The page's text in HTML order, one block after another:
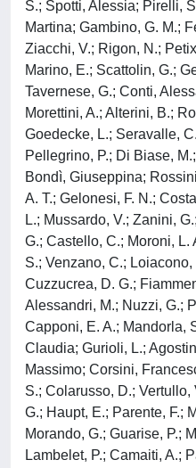
S.; Spotti, Alessia; Pirelli,
Martina; Gambino, G. M.;
Ziacchi, V.; Rigon, N.;
Marino, E.; Scattolin, G.;
Tavernese, G.; Conti,
Morettini, A.; Alterini, B.;
Goedecke, L.; Seravalle,
Pellegrino, P.; Di Biase,
Bondì, Giuseppina;
A. T.; Gelonesi, F. N.;
L.; Mussardo, V.; Zanini,
G.; Castello, C.; Moroni, L.
S.; Venzano, C.;
Cuzzucrea, D. G.;
Alessandri, M.; Nuzzi, G.;
Capponi, E. A.; Mandorla,
Claudia; Gurioli, L.;
Massimo; Corsini,
S.; Colarusso, D.;
G.; Haupt, E.; Parente, F.;
Morando, G.; Guarise, P.;
Lambelet, P.; Camaiti, A.;